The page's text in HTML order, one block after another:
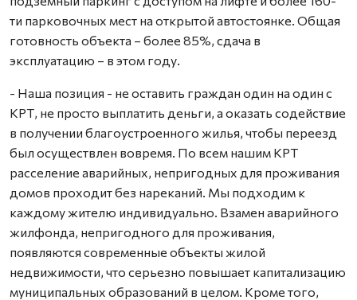
ти парковочных мест на открытой автостоянке. Общая
готовность объекта – более 85%, сдача в
эксплуатацию – в этом году.
- Наша позиция - не оставить граждан один на один с
КРТ, не просто выплатить деньги, а оказать содействие
в получении благоустроенного жилья, чтобы переезд
был осуществлен вовремя. По всем нашим КРТ
расселение аварийных, непригодных для проживания
домов проходит без нареканий. Мы подходим к
каждому жителю индивидуально. Взамен аварийного
жилфонда, непригодного для проживания,
появляются современные объекты жилой
недвижимости, что серьезно повышает капитализацию
муниципальных образований в целом. Кроме того,